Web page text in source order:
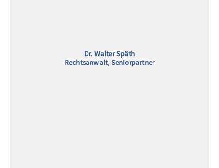
Dr. Walter Späth
Rechtsanwalt, Seniorpartner